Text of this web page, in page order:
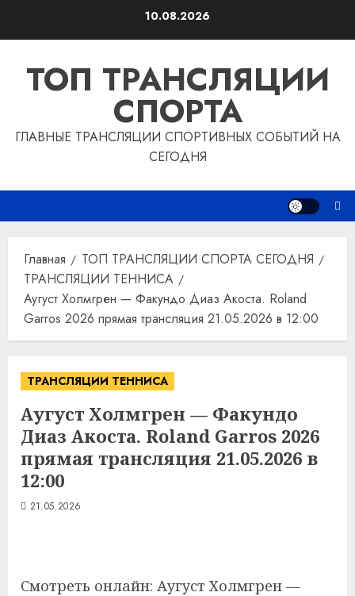
10.08.2026
ТОП ТРАНСЛЯЦИИ
СПОРТА
ГЛАВНЫЕ ТРАНСЛЯЦИИ СПОРТИВНЫХ СОБЫТИЙ НА
СЕГОДНЯ
Главная
ТОП ТРАНСЛЯЦИИ СПОРТА СЕГОДНЯ
ТРАНСЛЯЦИИ ТЕННИСА
Аугуст Холмгрен — Факундо Диаз Акоста. Roland
Garros 2026 прямая трансляция 21.05.2026 в 12:00
ТРАНСЛЯЦИИ ТЕННИСА
Аугуст Холмгрен — Факундо
Диаз Акоста. Roland Garros 2026
прямая трансляция 21.05.2026 в
12:00
21.05.2026
Смотреть онлайн: Аугуст Холмгрен —